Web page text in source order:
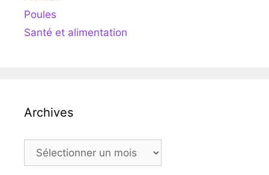
Poules
Santé et alimentation
Archives
Archives